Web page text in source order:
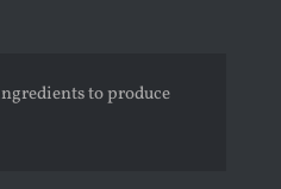
to produce